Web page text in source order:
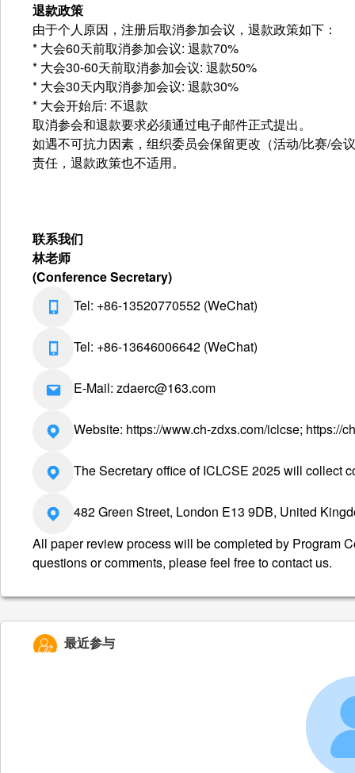
退款政策
由于个人原因，注册后取消参加会议，退款政策如下：
* 大会60天前取消参加会议: 退款70%
* 大会30-60天前取消参加会议: 退款50%
* 大会30天内取消参加会议: 退款30%
* 大会开始后: 不退款
取消参会和退款要求必须通过电子邮件正式提出。
如遇不可抗力因素，组织委员会保留更改（活动/比赛/会
责任，退款政策也不适用。
联系我们
林老师
(Conference Secretary)
Tel: +86-13520770552 (WeChat)
Tel: +86-13646006642 (WeChat)
E-Mail: zdaerc@163.com
Website: https://www.ch-zdxs.com/iclcse; https://
The Secretary office of ICLCSE 2025 will collect
482 Green Street, London E13 9DB, United
All paper review process will be completed by Program
questions or comments, please feel free to contact us.
最近参与